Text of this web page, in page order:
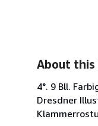
About this
4°. 9 Bll.
Dresdner